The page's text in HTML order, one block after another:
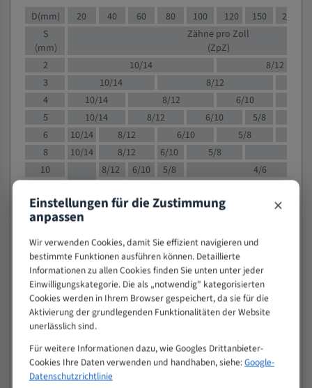
D(mm) 20 40 60 80 100 120 150 200
S
(mm)
Zähne pro Zoll
(ZpZ)
2
10/14
8/12
3
10/14 8/12
4
10/14 8/12 6/10
5
10/14 8/12 6/10
5/8
6
10/14 8/12 6/10
5/8
8
10/14 8/12 6/10 5/8
10
8/12 6/10 5/8
4/6
15
8/12 6/10
4/5
20
30
4/5
50
80
> 100
VOLLMATERIAL
M (mm)
Zähne pro
Zoll (ZpZ))
>
10/14
Einstellungen für die Zustimmung
anpassen ×
Wir verwenden Cookies, damit Sie effizient navigieren und
bestimmte Funktionen ausführen können. Detaillierte
Informationen zu allen Cookies finden Sie unten unter jeder
Einwilligungskategorie. Die als „notwendig" kategorisierten
Cookies werden in Ihrem Browser gespeichert, da sie für die
Aktivierung der grundlegenden Funktionalitäten der Website
unerlässlich sind.
Für weitere Informationen dazu, wie Googles Drittanbieter-
Cookies Ihre Daten verwenden und handhaben, siehe:Google-
Datenschutzrichtlinie